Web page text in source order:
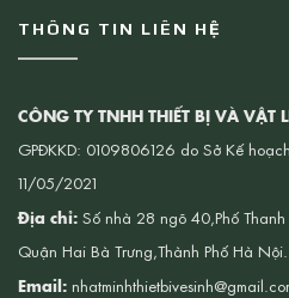
THÔNG TIN LIÊN HỆ
CÔNG TY TNHH THIẾT BỊ VÀ VẬT
GPĐKKD: 0109806126 do Sở Kế
11/05/2021
Địa chỉ: Số nhà 28 ngõ 40,Phố
Quận Hai Bà Trưng,Thành Phố Hà Nội.
Email: